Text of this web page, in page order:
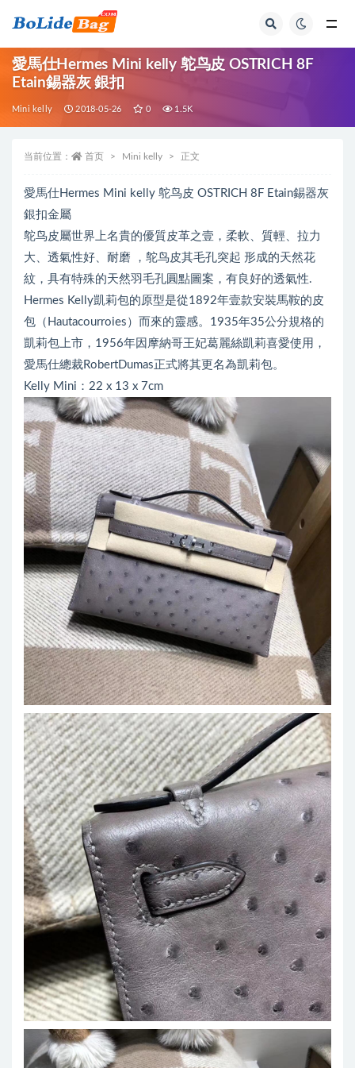
愛馬仕Hermes Mini kelly 鸵鸟皮 OSTRICH 8F
Etain錫器灰 銀扣
Mini kelly 2018-05-26 0 1.5K
当前位置： 首页 Mini kelly 正文
愛馬仕Hermes Mini kelly 鸵鸟皮 OSTRICH 8F Etain錫器灰
銀扣金屬
鸵鸟皮屬世界上名貴的優質皮革之壹，柔軟、質輕、拉力
大、透氣性好、耐磨 ，鸵鸟皮其毛孔突起 形成的天然花
紋，具有特殊的天然羽毛孔圓點圖案，有良好的透氣性.
Hermes Kelly凱莉包的原型是從1892年壹款安裝馬鞍的皮
包（Hautacourroies）而來的靈感。1935年35公分規格的
凱莉包上市，1956年因摩納哥王妃葛麗絲凱莉喜愛使用，
愛馬仕總裁RobertDumas正式將其更名為凱莉包。
Kelly Mini：22 x 13 x 7cm